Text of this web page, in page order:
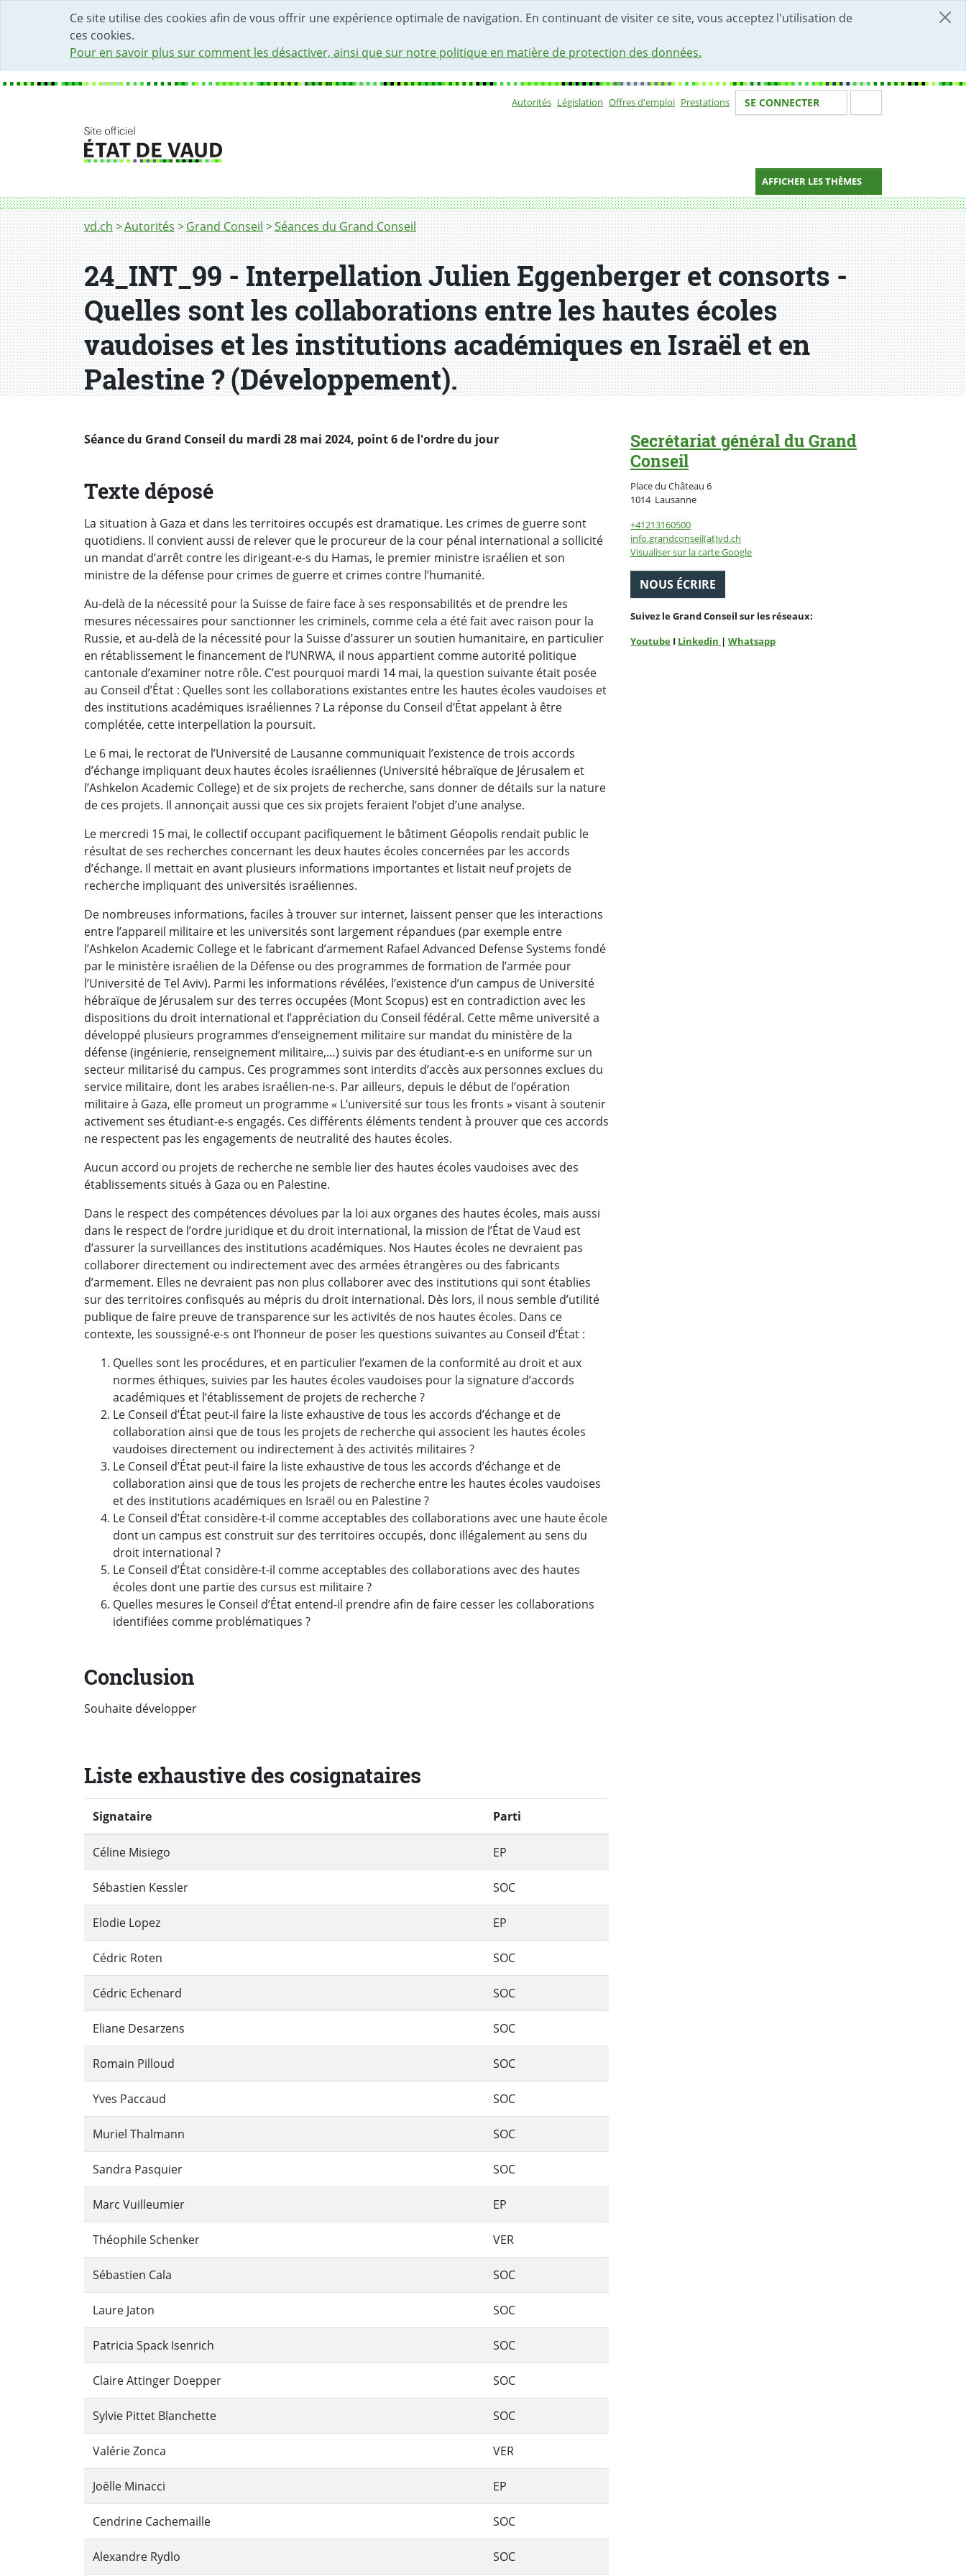
Ce site utilise des cookies afin de vous offrir une expérience optimale de navigation. En continuant de visiter ce site, vous acceptez l'utilisation de
ces cookies.
Pour en savoir plus sur comment les désactiver, ainsi que sur notre politique en matière de protection des données.
DÉBUT DU CONTENU DE LA PAGE
ACCÈS AU CHAMP DE RECHERCHE
PAGE D'ACCUEIL
FORMULAIRE DE CONTACT
Autorités Législation Offres d'emploi Prestations Votre identité
SE CONNECTER
AFFICHER LES THÈMES
Fil d'Ariane
vd.ch Autorités Grand Conseil Séances du Grand Conseil
24_INT_99 - Interpellation Julien Eggenberger et consorts -
Quelles sont les collaborations entre les hautes écoles
vaudoises et les institutions académiques en Israël et en
Palestine ? (Développement).
Séance du Grand Conseil du mardi 28 mai 2024, point 6 de l'ordre du jour
Texte déposé
La situation à Gaza et dans les territoires occupés est dramatique. Les crimes de guerre sont
quotidiens. Il convient aussi de relever que le procureur de la cour pénal international a sollicité
un mandat d’arrêt contre les dirigeant-e-s du Hamas, le premier ministre israélien et son
ministre de la défense pour crimes de guerre et crimes contre l’humanité.
Au-delà de la nécessité pour la Suisse de faire face à ses responsabilités et de prendre les
mesures nécessaires pour sanctionner les criminels, comme cela a été fait avec raison pour la
Russie, et au-delà de la nécessité pour la Suisse d’assurer un soutien humanitaire, en particulier
en rétablissement le financement de l’UNRWA, il nous appartient comme autorité politique
cantonale d’examiner notre rôle. C’est pourquoi mardi 14 mai, la question suivante était posée
au Conseil d’État : Quelles sont les collaborations existantes entre les hautes écoles vaudoises et
des institutions académiques israéliennes ? La réponse du Conseil d’État appelant à être
complétée, cette interpellation la poursuit.
Le 6 mai, le rectorat de l’Université de Lausanne communiquait l’existence de trois accords
d’échange impliquant deux hautes écoles israéliennes (Université hébraïque de Jérusalem et
l’Ashkelon Academic College) et de six projets de recherche, sans donner de détails sur la nature
de ces projets. Il annonçait aussi que ces six projets feraient l’objet d’une analyse.
Le mercredi 15 mai, le collectif occupant pacifiquement le bâtiment Géopolis rendait public le
résultat de ses recherches concernant les deux hautes écoles concernées par les accords
d’échange. Il mettait en avant plusieurs informations importantes et listait neuf projets de
recherche impliquant des universités israéliennes.
De nombreuses informations, faciles à trouver sur internet, laissent penser que les interactions
entre l’appareil militaire et les universités sont largement répandues (par exemple entre
l’Ashkelon Academic College et le fabricant d’armement Rafael Advanced Defense Systems fondé
par le ministère israélien de la Défense ou des programmes de formation de l’armée pour
l’Université de Tel Aviv). Parmi les informations révélées, l’existence d’un campus de Université
hébraïque de Jérusalem sur des terres occupées (Mont Scopus) est en contradiction avec les
dispositions du droit international et l’appréciation du Conseil fédéral. Cette même université a
développé plusieurs programmes d’enseignement militaire sur mandat du ministère de la
défense (ingénierie, renseignement militaire,…) suivis par des étudiant-e-s en uniforme sur un
secteur militarisé du campus. Ces programmes sont interdits d’accès aux personnes exclues du
service militaire, dont les arabes israélien-ne-s. Par ailleurs, depuis le début de l’opération
militaire à Gaza, elle promeut un programme « L’université sur tous les fronts » visant à soutenir
activement ses étudiant-e-s engagés. Ces différents éléments tendent à prouver que ces accords
ne respectent pas les engagements de neutralité des hautes écoles.
Aucun accord ou projets de recherche ne semble lier des hautes écoles vaudoises avec des
établissements situés à Gaza ou en Palestine.
Dans le respect des compétences dévolues par la loi aux organes des hautes écoles, mais aussi
dans le respect de l’ordre juridique et du droit international, la mission de l’État de Vaud est
d’assurer la surveillances des institutions académiques. Nos Hautes écoles ne devraient pas
collaborer directement ou indirectement avec des armées étrangères ou des fabricants
d’armement. Elles ne devraient pas non plus collaborer avec des institutions qui sont établies
sur des territoires confisqués au mépris du droit international. Dès lors, il nous semble d’utilité
publique de faire preuve de transparence sur les activités de nos hautes écoles. Dans ce
contexte, les soussigné-e-s ont l’honneur de poser les questions suivantes au Conseil d’État :
Quelles sont les procédures, et en particulier l’examen de la conformité au droit et aux
normes éthiques, suivies par les hautes écoles vaudoises pour la signature d’accords
académiques et l’établissement de projets de recherche ?
Le Conseil d’État peut-il faire la liste exhaustive de tous les accords d’échange et de
collaboration ainsi que de tous les projets de recherche qui associent les hautes écoles
vaudoises directement ou indirectement à des activités militaires ?
Le Conseil d’État peut-il faire la liste exhaustive de tous les accords d’échange et de
collaboration ainsi que de tous les projets de recherche entre les hautes écoles vaudoises
et des institutions académiques en Israël ou en Palestine ?
Le Conseil d’État considère-t-il comme acceptables des collaborations avec une haute école
dont un campus est construit sur des territoires occupés, donc illégalement au sens du
droit international ?
Le Conseil d’État considère-t-il comme acceptables des collaborations avec des hautes
écoles dont une partie des cursus est militaire ?
Quelles mesures le Conseil d’État entend-il prendre afin de faire cesser les collaborations
identifiées comme problématiques ?
Conclusion
Souhaite développer
Liste exhaustive des cosignataires
Signataire Parti
Céline Misiego EP
Sébastien Kessler SOC
Elodie Lopez EP
Cédric Roten SOC
Cédric Echenard SOC
Eliane Desarzens SOC
Romain Pilloud SOC
Yves Paccaud SOC
Muriel Thalmann SOC
Sandra Pasquier SOC
Marc Vuilleumier EP
Théophile Schenker VER
Sébastien Cala SOC
Laure Jaton SOC
Patricia Spack Isenrich SOC
Claire Attinger Doepper SOC
Sylvie Pittet Blanchette SOC
Valérie Zonca VER
Joëlle Minacci EP
Cendrine Cachemaille SOC
Alexandre Rydlo SOC
Secrétariat général du Grand
Conseil
Place du Château 6
1014 LausanneSuisse
+41213160500
info.grandconseil(at)vd.ch
Visualiser sur la carte Google
NOUS ÉCRIRE
Suivez le Grand Conseil sur les réseaux:
Youtube I Linkedin | Whatsapp